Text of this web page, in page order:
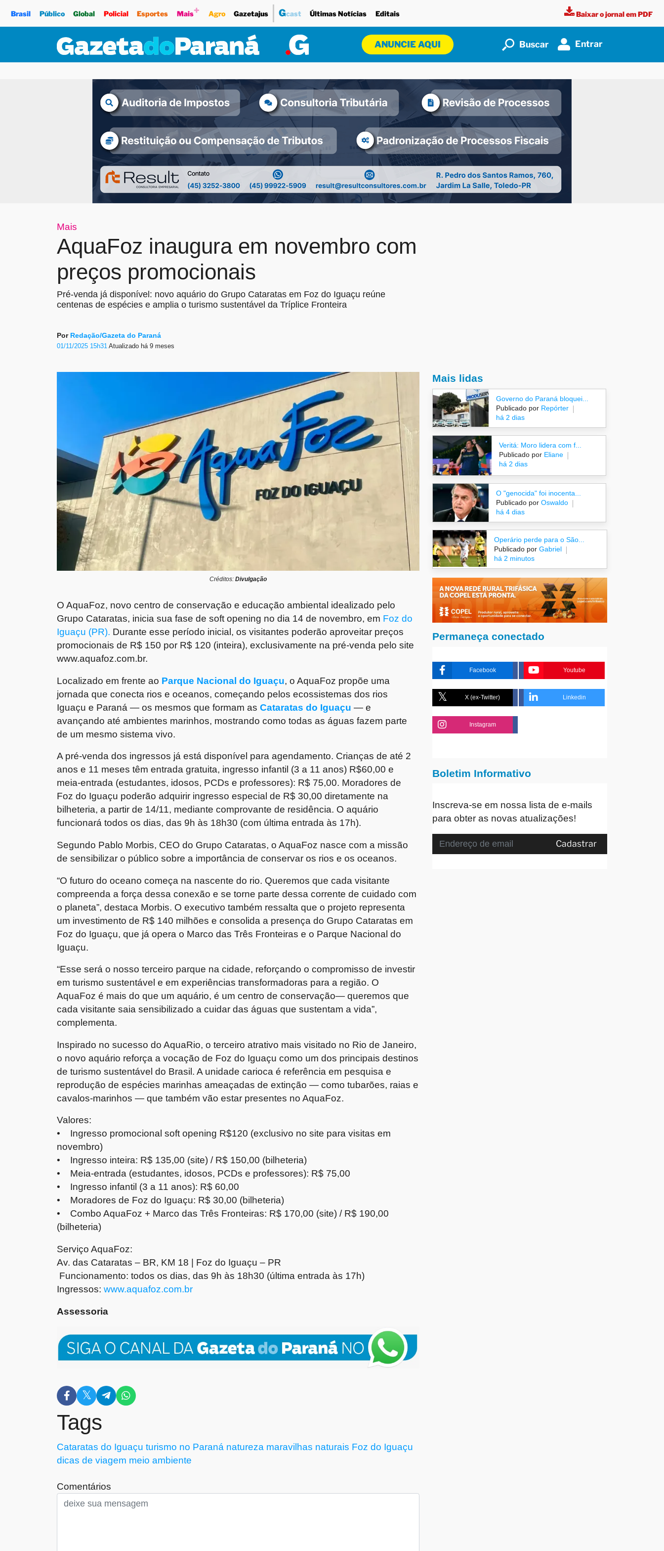
Brasil Público Global Policial Esportes Mais+ Agro Gazetajus Gcast Últimas Notícias Editais Baixar o jornal em PDF
ANUNCIE AQUI Buscar Entrar
Mais
AquaFoz inaugura em novembro com
preços promocionais
Pré-venda já disponível: novo aquário do Grupo Cataratas em Foz do Iguaçu reúne
centenas de espécies e amplia o turismo sustentável da Tríplice Fronteira
Por Redação/Gazeta do Paraná
01/11/2025 15h31Atualizado há 9 meses
Créditos: Divulgação
O AquaFoz, novo centro de conservação e educação ambiental idealizado pelo
Grupo Cataratas, inicia sua fase de soft opening no dia 14 de novembro, em Foz do
Iguaçu (PR). Durante esse período inicial, os visitantes poderão aproveitar preços
promocionais de R$ 150 por R$ 120 (inteira), exclusivamente na pré-venda pelo site
www.aquafoz.com.br.
Localizado em frente ao Parque Nacional do Iguaçu, o AquaFoz propõe uma
jornada que conecta rios e oceanos, começando pelos ecossistemas dos rios
Iguaçu e Paraná — os mesmos que formam as Cataratas do Iguaçu— e
avançando até ambientes marinhos, mostrando como todas as águas fazem parte
de um mesmo sistema vivo.
A pré-venda dos ingressos já está disponível para agendamento. Crianças de até 2
anos e 11 meses têm entrada gratuita, ingresso infantil (3 a 11 anos) R$60,00 e
meia-entrada (estudantes, idosos, PCDs e professores): R$ 75,00. Moradores de
Foz do Iguaçu poderão adquirir ingresso especial de R$ 30,00 diretamente na
bilheteria, a partir de 14/11, mediante comprovante de residência. O aquário
funcionará todos os dias, das 9h às 18h30 (com última entrada às 17h).
Segundo Pablo Morbis, CEO do Grupo Cataratas, o AquaFoz nasce com a missão
de sensibilizar o público sobre a importância de conservar os rios e os oceanos.
“O futuro do oceano começa na nascente do rio. Queremos que cada visitante
compreenda a força dessa conexão e se torne parte dessa corrente de cuidado com
o planeta”, destaca Morbis. O executivo também ressalta que o projeto representa
um investimento de R$ 140 milhões e consolida a presença do Grupo Cataratas em
Foz do Iguaçu, que já opera o Marco das Três Fronteiras e o Parque Nacional do
Iguaçu.
“Esse será o nosso terceiro parque na cidade, reforçando o compromisso de investir
em turismo sustentável e em experiências transformadoras para a região. O
AquaFoz é mais do que um aquário, é um centro de conservação— queremos que
cada visitante saia sensibilizado a cuidar das águas que sustentam a vida”,
complementa.
Inspirado no sucesso do AquaRio, o terceiro atrativo mais visitado no Rio de Janeiro,
o novo aquário reforça a vocação de Foz do Iguaçu como um dos principais destinos
de turismo sustentável do Brasil. A unidade carioca é referência em pesquisa e
reprodução de espécies marinhas ameaçadas de extinção — como tubarões, raias e
cavalos-marinhos — que também vão estar presentes no AquaFoz.
Valores:
• Ingresso promocional soft opening R$120 (exclusivo no site para visitas em
novembro)
• Ingresso inteira: R$ 135,00 (site) / R$ 150,00 (bilheteria)
• Meia-entrada (estudantes, idosos, PCDs e professores): R$ 75,00
• Ingresso infantil (3 a 11 anos): R$ 60,00
• Moradores de Foz do Iguaçu: R$ 30,00 (bilheteria)
• Combo AquaFoz + Marco das Três Fronteiras: R$ 170,00 (site) / R$ 190,00
(bilheteria)
Serviço AquaFoz:
Av. das Cataratas – BR, KM 18 | Foz do Iguaçu – PR
Funcionamento: todos os dias, das 9h às 18h30 (última entrada às 17h)
Ingressos:www.aquafoz.com.br
Assessoria
Tags
Cataratas do Iguaçu turismo no Paraná natureza maravilhas naturais Foz do Iguaçu
dicas de viagem meio ambiente
Comentários
Mais lidas
Governo do Paraná bloquei...
Publicado por Repórter
há 2 dias
Veritá: Moro lidera com f...
Publicado porEliane
há 2 dias
O "genocida" foi inocenta...
Publicado por Oswaldo
há 4 dias
Operário perde para o São...
Publicado por Gabriel
há 2 minutos
Permaneça conectado
Facebook Youtube
X (ex-Twitter) Linkedin
Instagram
Boletim Informativo
Inscreva-se em nossa lista de e-mails
para obter as novas atualizações!
Cadastrar